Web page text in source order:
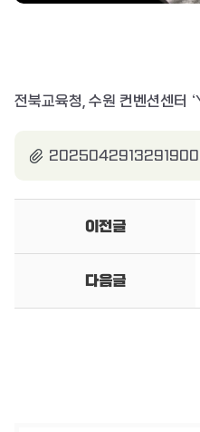
전북교육청, 수원 컨벤션센
이전글
다음글